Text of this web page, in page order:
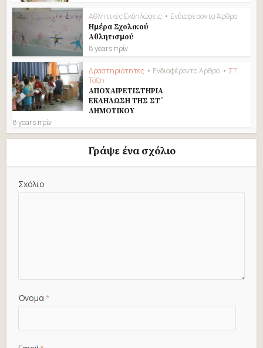
Αθλητικές Εκδηλώσεις • Ενδιαφέροντα Άρθρα
Ημέρα Σχολικού
Αθλητισμού
8 years πρίν
Δραστηριότητες • Ενδιαφέροντα Άρθρα • ΣΤ'
Τάξη
ΑΠΟΧΑΙΡΕΤΙΣΤΗΡΙΑ
ΕΚΔΗΛΩΣΗ ΤΗΣ ΣΤ΄
ΔΗΜΟΤΙΚΟΥ
8 years πρίν
Γράψε ένα σχόλιο
Σχόλιο
Όνομα *